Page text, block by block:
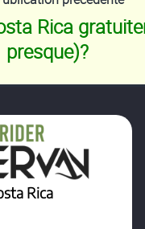
Rica
presque)?
Rica